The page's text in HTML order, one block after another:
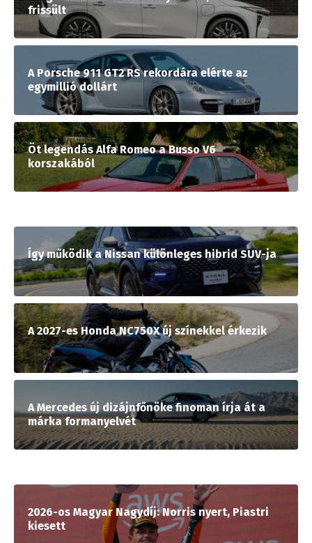
frissült
A Porsche 911 GT2 RS rekordára elérte az
egymillió dollárt
Öt legendás Alfa Romeo a Busso V6
korszakából
Így működik a Nissan különleges hibrid SUV-ja
A 2027-es Honda NC750X új színekkel érkezik
A Mercedes új dizájnfőnöke finoman írja át a
márka formanyelvét
2026-os Magyar Nagydíj: Norris nyert, Piastri
kiesett